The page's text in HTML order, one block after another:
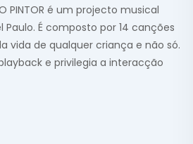
PINTOR é um projecto musical
É composto por 14 canções
vida de qualquer criança e não só.
e privilegia a interacção